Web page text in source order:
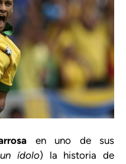
en uno de sus
ídolo) la historia de